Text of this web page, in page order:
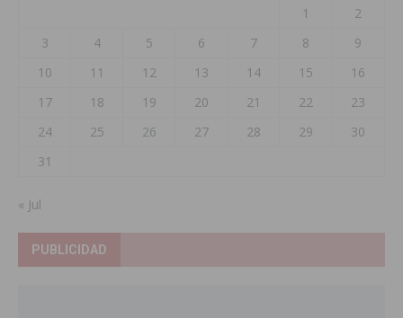
1
2
3
4 5 6 7 8
9
10
11 12 13 14 15
16
17
18 19 20 21 22
23
24
25 26 27 28 29
30
31
« Jul
PUBLICIDAD